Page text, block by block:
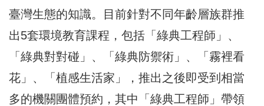
臺灣生態的知識。目前針對不同年齡層族群推
出5套環境教育課程，包括「綠典工程師」、
「綠典對對碰」、「綠典防禦術」、「霧裡看
花」、「植感生活家」，推出之後即受到相當
多的機關團體預約，其中「綠典工程師」帶領